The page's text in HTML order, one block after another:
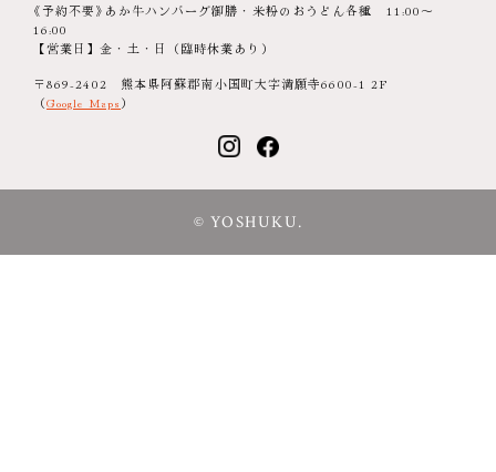
《予約不要》あか牛ハンバーグ御膳・米粉のおうどん各種 11:00～
16:00
【営業日】金・土・日（臨時休業あり）
〒869-2402 熊本県阿蘇郡南小国町大字満願寺6600-1 2F
（Google Maps）
© YOSHUKU.